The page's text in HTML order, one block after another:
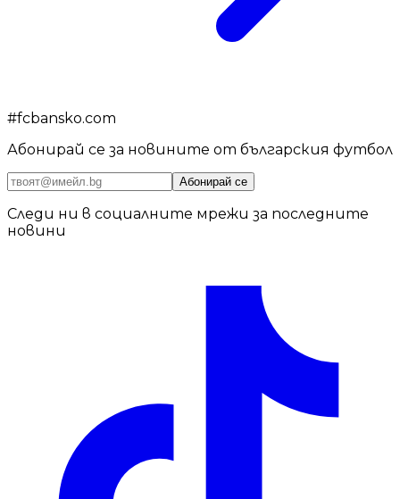
#fcbansko.com
Абонирай се за новините от българския футбол
Абонирай се
Следи ни в социалните мрежи за последните
новини